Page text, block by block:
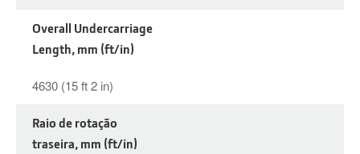
Overall Undercarriage
Length, mm (ft/in)
4630 (15 ft 2 in)
Raio de rotação
traseira, mm (ft/in)